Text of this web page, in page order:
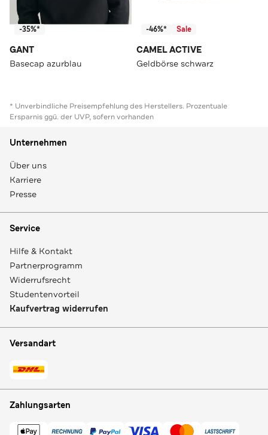
-35%*
GANT
Basecap azurblau
-46%* Sale
CAMEL ACTIVE
Geldbörse schwarz
* Unverbindliche Preisempfehlung des Herstellers. Prozentuale
Ersparnis ggü. der UVP, sofern vorhanden
Unternehmen
Über uns
Karriere
Presse
Service
Hilfe & Kontakt
Partnerprogramm
Widerrufsrecht
Studentenvorteil
Kaufvertrag widerrufen
Versandart
Zahlungsarten